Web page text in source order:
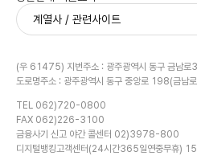
계열사 / 관련사이트
(우 61475) 지번주소 : 광주광역시 동구 금남로
도로명주소 : 광주광역시 동구 중앙로 198(금남
TEL 062)720-0800
FAX 062)226-3100
금융사기 신고 야간 콜센터 02)3978-800
디지털뱅킹고객센터(24시간365일연중무휴)